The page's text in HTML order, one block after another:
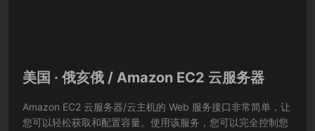
美国 · 俄亥俄 / Amazon EC2 云服务器
Amazon EC2 云服务器/云主机的 Web 服务接口非常简单，让
您可以轻松获取和配置容量。使用该服务，您可以完全控制您